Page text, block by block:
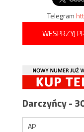
Telegram
WESPRZYJ
Darczyńcy -
AP